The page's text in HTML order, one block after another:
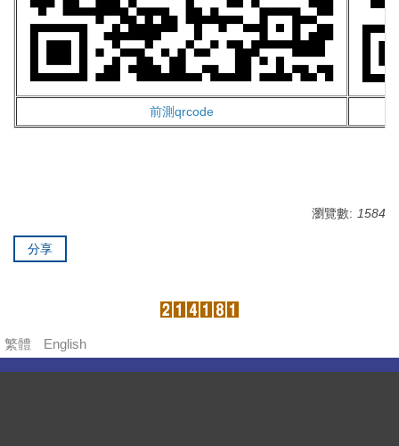
前測qrcode
瀏覽數: 1584
分享
繁體 English